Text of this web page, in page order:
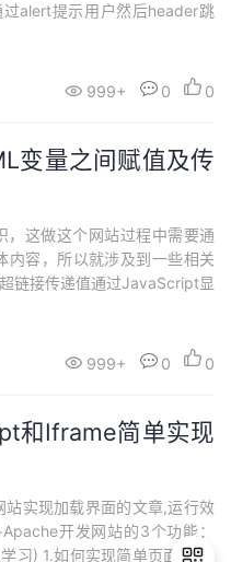
alert提示用户然后header跳
999+ 0 0
变量之间赋值及传
，这做这个网站过程中需要通
内容，所以就涉及到一些相关
链接传递值通过JavaScript显
容。
999+ 0 0
和Iframe简单实现
站实现加载界面的文章,运行效
开发网站的3个功能：
习) 1.如何实现简单页面布局;